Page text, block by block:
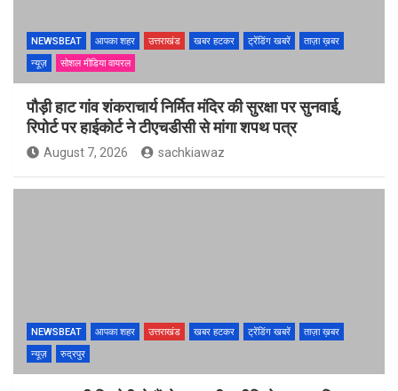
NEWSBEAT आपका शहर उत्तराखंड खबर हटकर ट्रेंडिंग खबरें
ताज़ा ख़बर
न्यूज़
सोशल मीडिया वायरल
पौड़ी हाट गांव शंकराचार्य निर्मित मंदिर की सुरक्षा पर सुनवाई,
रिपोर्ट पर हाईकोर्ट ने टीएचडीसी से मांगा शपथ पत्र
August 7, 2026 sachkiawaz
NEWSBEAT आपका शहर उत्तराखंड खबर हटकर ट्रेंडिंग खबरें
ताज़ा ख़बर
न्यूज़
रुद्रपुर